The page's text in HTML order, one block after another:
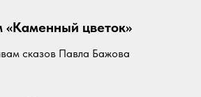
«Каменный цветок»
сказов Павла Бажова